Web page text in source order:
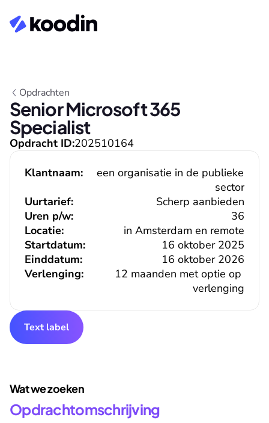
Opdrachten
Senior Microsoft 365
Specialist
Opdracht ID:202510164
Klantnaam:
een organisatie in de publieke
sector
Uurtarief:
Scherp aanbieden
36
Uren p/w:
Locatie:
in Amsterdam en remote
Verlenging:
12 maanden met optie op
verlenging
Einddatum: 16 oktober 2026
Startdatum: 16 oktober 2025
Text label
Wat we zoeken
Opdrachtomschrijving